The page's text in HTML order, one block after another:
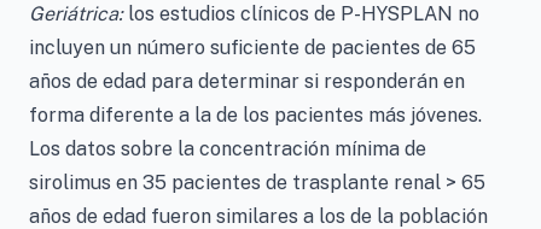
Geriátrica:los estudios clínicos de P-HYSPLAN no
incluyen un número suficiente de pacientes de 65
años de edad para determinar si responderán en
forma diferente a la de los pacientes más jóvenes.
Los datos sobre la concentración mínima de
sirolimus en 35 pacientes de trasplante renal > 65
años de edad fueron similares a los de la población